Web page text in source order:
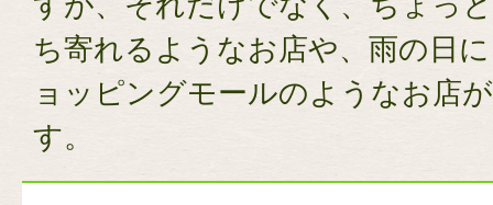
ち寄れるようなお店や、雨の日
ョッピングモールのようなお店
す。